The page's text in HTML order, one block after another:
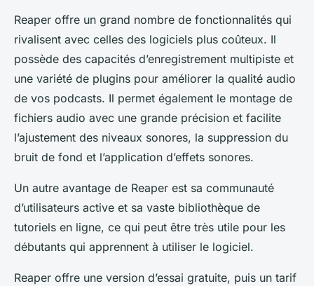
Reaper offre un grand nombre de fonctionnalités qui
rivalisent avec celles des logiciels plus coûteux. Il
possède des capacités d’enregistrement multipiste et
une variété de plugins pour améliorer la qualité audio
de vos podcasts. Il permet également le montage de
fichiers audio avec une grande précision et facilite
l’ajustement des niveaux sonores, la suppression du
bruit de fond et l’application d’effets sonores.
Un autre avantage de Reaper est sa communauté
d’utilisateurs active et sa vaste bibliothèque de
tutoriels en ligne, ce qui peut être très utile pour les
débutants qui apprennent à utiliser le logiciel.
Reaper offre une version d’essai gratuite, puis un tarif